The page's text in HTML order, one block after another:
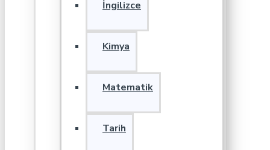
İngilizce
Kimya
Matematik
Tarih